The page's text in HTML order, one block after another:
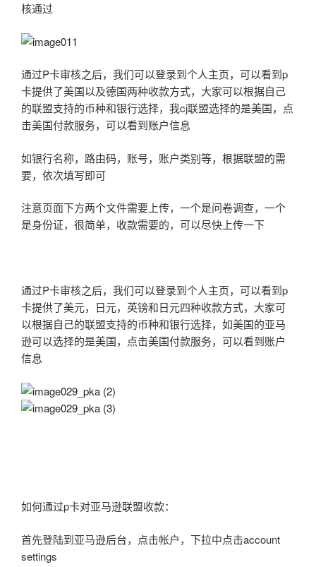
核通过
通过P卡审核之后，我们可以登录到个人主页，可以看到p
卡提供了美国以及德国两种收款方式，大家可以根据自己
的联盟支持的币种和银行选择，我cj联盟选择的是美国，点
击美国付款服务，可以看到账户信息
如银行名称，路由码，账号，账户类别等，根据联盟的需
要，依次填写即可
注意页面下方两个文件需要上传，一个是问卷调查，一个
是身份证，很简单，收款需要的，可以尽快上传一下
通过P卡审核之后，我们可以登录到个人主页，可以看到p
卡提供了美元，日元，英镑和日元四种收款方式，大家可
以根据自己的联盟支持的币种和银行选择，如美国的亚马
逊可以选择的是美国，点击美国付款服务，可以看到账户
信息
如何通过p卡对亚马逊联盟收款：
首先登陆到亚马逊后台，点击帐户，下拉中点击account
settings